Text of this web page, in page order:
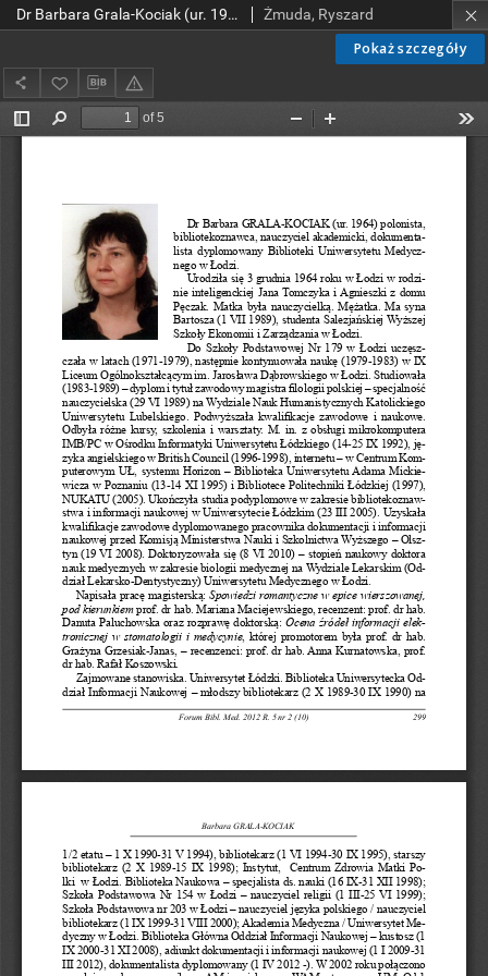
Pokaż szczegóły
Dr Barbara Grala-Kociak (ur. 1964), Łódź – UM Żmuda, Ryszard